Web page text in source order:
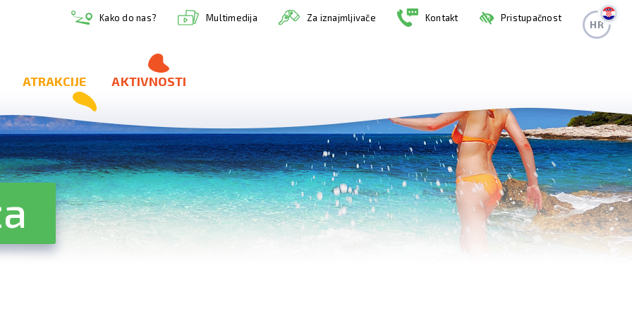
Kako do nas? Multimedija Za iznajmljivače Kontakt Pristupačnost
HR
ATRAKCIJE AKTIVNOSTI